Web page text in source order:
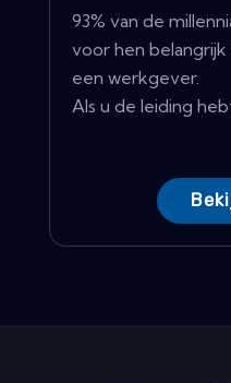
93% van de
voor hen
een werkgever.
Als u de leiding